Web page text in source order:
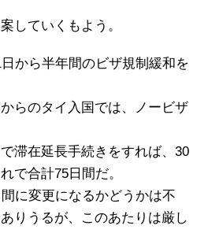
していくもよう。
から半年間のビザ規制緩和を
らのタイ入国では、ノービザ
滞在延長手続きをすれば、30
で合計75日間だ。
に変更になるかどうかは不
りうるが、このあたりは厳し